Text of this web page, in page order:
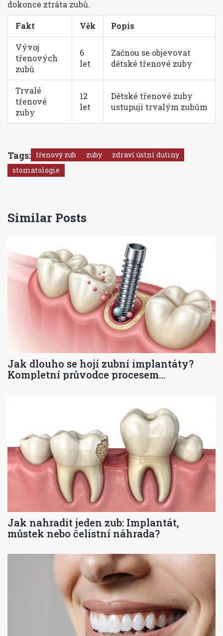
dokonce ztráta zubů.
Fakt Věk Popis
Vývoj
třenových
zubů
6
let
Začnou se objevovat
dětské třenové zuby
Trvalé
třenové
zuby
12
let
Dětské třenové zuby
ustupují trvalým zubům
Tags: třenový zub zuby
zdraví ústní dutiny
stomatologie
Similar Posts
Jak dlouho se hojí zubní implantáty?
Kompletní průvodce procesem
Jak nahradit jeden zub: Implantát,
můstek nebo čelistní náhrada?